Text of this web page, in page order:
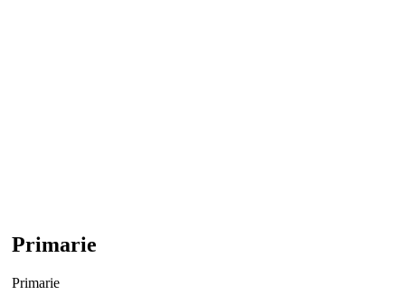
Primarie
Primarie